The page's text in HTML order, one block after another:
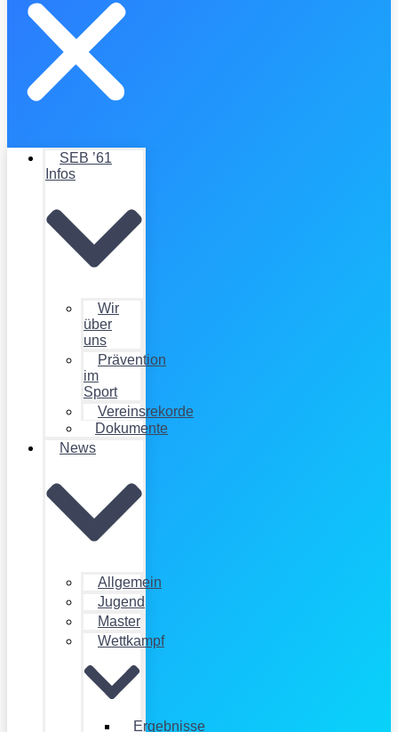
SEB ’61
Infos
Wir
über
uns
Prävention
im
Sport
Vereinsrekorde
Dokumente
News
Allgemein
Jugend
Master
Wettkampf
Ergebnisse